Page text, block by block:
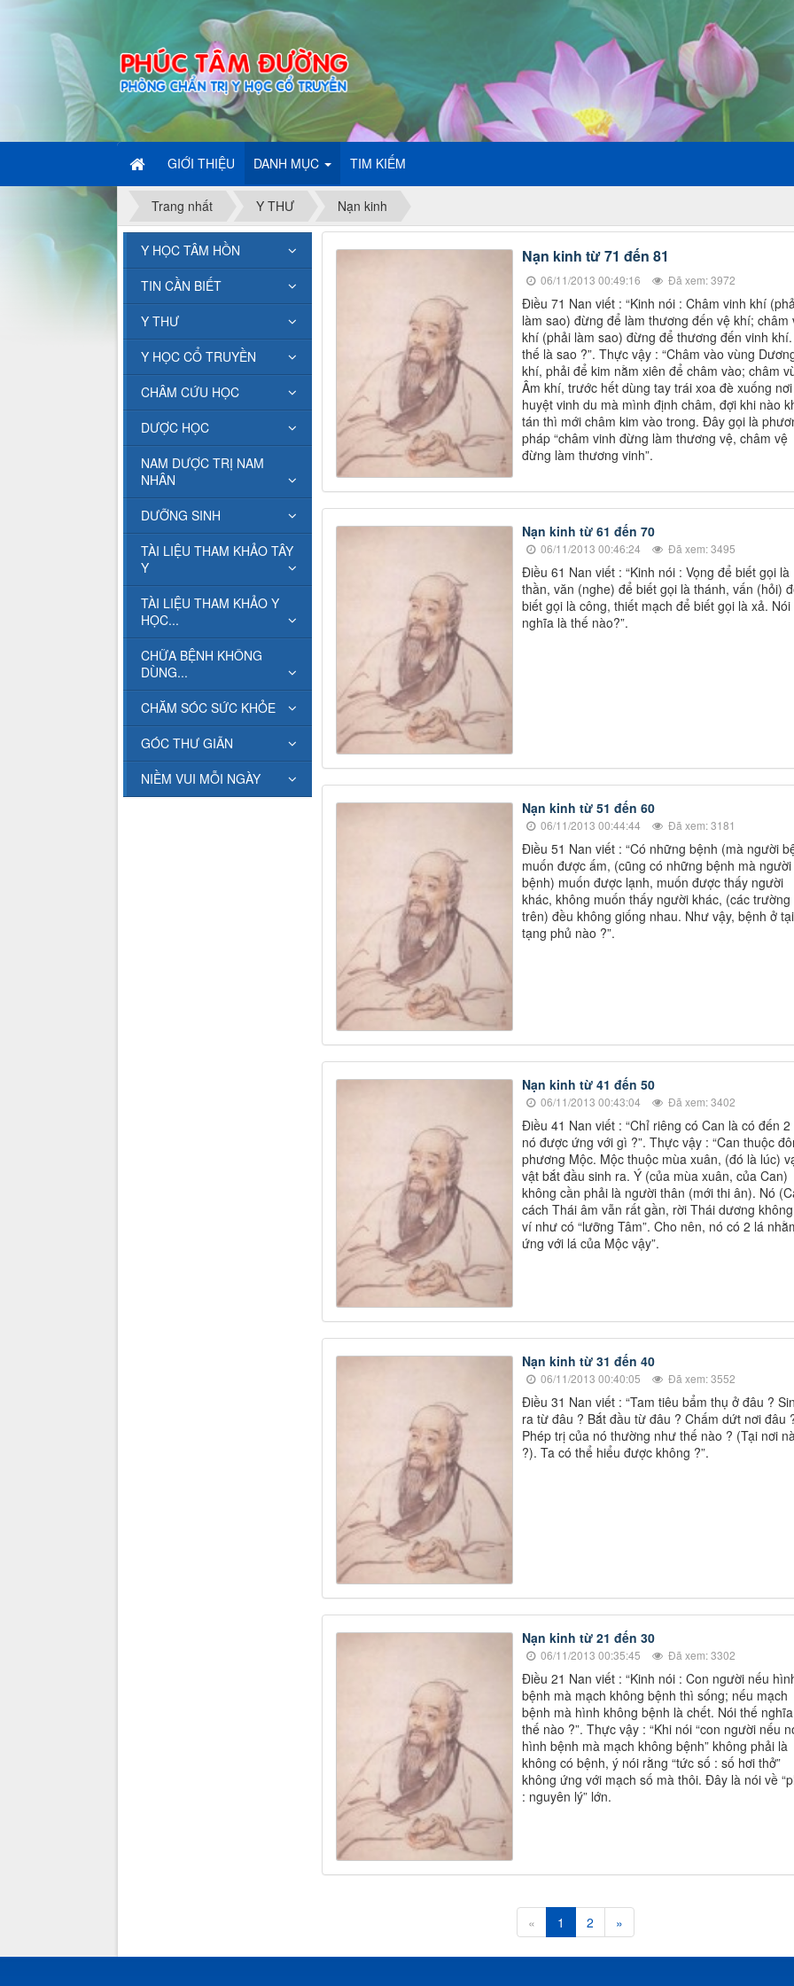
GIỚI THIỆU DANH MỤC TIM KIẾM
Trang nhất Y THƯ Nạn kinh
Nạn kinh từ 71 đến 81
06/11/2013 00:49:16 Đã xem: 3972
Điều 71 Nan viết : “Kinh nói : Châm vinh khí
làm sao) đừng để làm thương đến vệ khí; châm
khí (phải làm sao) đừng để thương đến vinh
thế là sao ?”. Thực vậy : “Châm vào vùng
khí, phải để kim nằm xiên để châm vào; châm
Âm khí, trước hết dùng tay trái xoa đè xuống nơi
huyệt vinh du mà mình định châm, đợi khi nào
tán thì mới châm kim vào trong. Đây gọi là
pháp “châm vinh đừng làm thương vệ, châm vệ
đừng làm thương vinh”.
Nạn kinh từ 61 đến 70
06/11/2013 00:46:24 Đã xem: 3495
Điều 61 Nan viết : “Kinh nói : Vọng để biết gọi là
thần, văn (nghe) để biết gọi là thánh, vấn (hỏi)
biết gọi là công, thiết mạch để biết gọi là xả. Nói
nghĩa là thế nào?”.
Nạn kinh từ 51 đến 60
06/11/2013 00:44:44 Đã xem: 3181
Điều 51 Nan viết : “Có những bệnh (mà người
muốn được ấm, (cũng có những bệnh mà người
bệnh) muốn được lạnh, muốn được thấy người
khác, không muốn thấy người khác, (các trường
trên) đều không giống nhau. Như vậy, bệnh ở tại
tạng phủ nào ?”.
Nạn kinh từ 41 đến 50
06/11/2013 00:43:04 Đã xem: 3402
Điều 41 Nan viết : “Chỉ riêng có Can là có đến 2
nó được ứng với gì ?”. Thực vậy : “Can thuộc
phương Mộc. Mộc thuộc mùa xuân, (đó là lúc)
vật bắt đầu sinh ra. Ý (của mùa xuân, của Can)
không cần phải là người thân (mới thi ân). Nó
cách Thái âm vẫn rất gần, rời Thái dương
ví như có “lưỡng Tâm”. Cho nên, nó có 2 lá
ứng với lá của Mộc vậy”.
Nạn kinh từ 31 đến 40
06/11/2013 00:40:05 Đã xem: 3552
Điều 31 Nan viết : “Tam tiêu bẩm thụ ở đâu ?
ra từ đâu ? Bắt đầu từ đâu ? Chấm dứt nơi đâu
Phép trị của nó thường như thế nào ? (Tại nơi
?). Ta có thể hiểu được không ?”.
Nạn kinh từ 21 đến 30
06/11/2013 00:35:45 Đã xem: 3302
Điều 21 Nan viết : “Kinh nói : Con người nếu
bệnh mà mạch không bệnh thì sống; nếu mạch
bệnh mà hình không bệnh là chết. Nói thế
thế nào ?”. Thực vậy : “Khi nói “con người nếu
hình bệnh mà mạch không bệnh” không phải là
không có bệnh, ý nói rằng “tức số : số hơi thở”
không ứng với mạch số mà thôi. Đây là nói về
: nguyên lý” lớn.
« 1 2 »
Y HỌC TÂM HỒN
TIN CẦN BIẾT
Y THƯ
Y HỌC CỔ TRUYỀN
CHÂM CỨU HỌC
DƯỢC HỌC
NAM DƯỢC TRỊ NAM
NHÂN
DƯỠNG SINH
TÀI LIỆU THAM KHẢO TÂY
Y
TÀI LIỆU THAM KHẢO Y
HỌC...
CHỮA BỆNH KHÔNG
DÙNG...
CHĂM SÓC SỨC KHỎE
GÓC THƯ GIÃN
NIỀM VUI MỖI NGÀY